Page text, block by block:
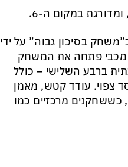
בסיכון גבוה” על ידי
מכבי פתחה את המשחק
ברבע השלישי – כולל
צפוי. עודד קטש, מאמן
כששחקנים מרכזיים כמו